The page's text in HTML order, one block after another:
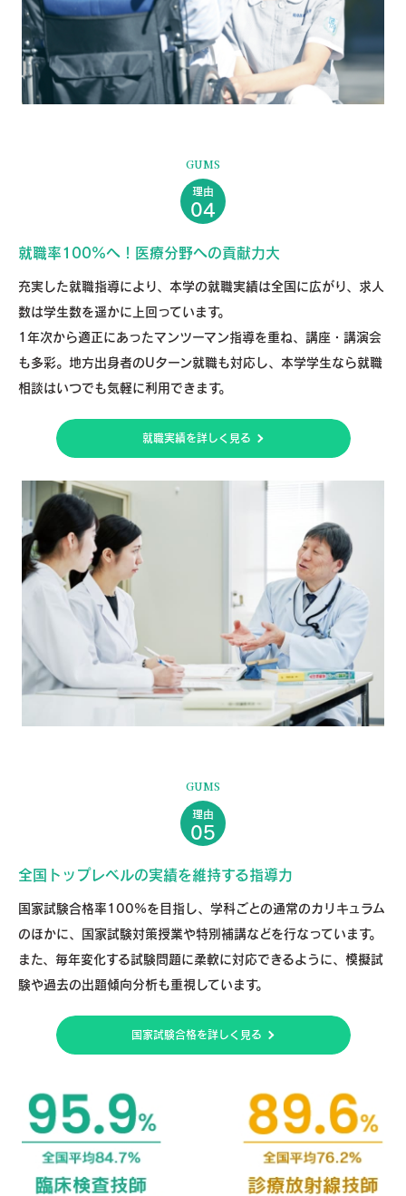
GUMS
理由
04
就職率100%へ！医療分野への貢献力大
充実した就職指導により、本学の就職実績は全国に広がり、求人
数は学生数を遥かに上回っています。
1年次から適正にあったマンツーマン指導を重ね、講座・講演会
も多彩。地方出身者のUターン就職も対応し、本学学生なら就職
相談はいつでも気軽に利用できます。
就職実績を詳しく見る
GUMS
理由
05
全国トップレベルの実績を維持する指導力
国家試験合格率100%を目指し、学科ごとの通常のカリキュラム
のほかに、国家試験対策授業や特別補講などを行なっています。
また、毎年変化する試験問題に柔軟に対応できるように、模擬試
験や過去の出題傾向分析も重視しています。
国家試験合格を詳しく見る